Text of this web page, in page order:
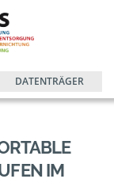
DATENTRÄGER
IM